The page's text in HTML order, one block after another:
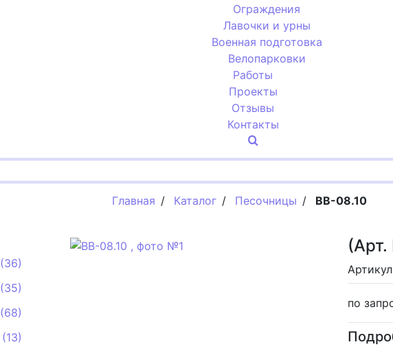
Ограждения
Лавочки и урны
Военная подготовка
Велопарковки
Работы
Проекты
Отзывы
Контакты
Главная / Каталог / Песочницы / BB-08.10
(Арт.
по
(36)
(35)
(68)
(13)